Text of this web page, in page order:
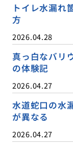
トイレ水漏れ
方
2026.04.28
真っ白なバリ
の体験記
2026.04.27
水道蛇口の水
が異なる
2026.04.27